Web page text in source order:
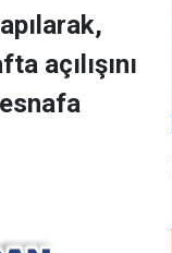
açılışını